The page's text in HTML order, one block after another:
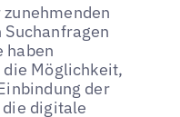
haben
Möglichkeit,
der
digitale